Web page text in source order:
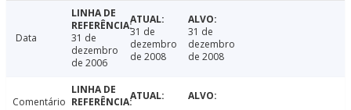
Data
31 de
dezembro
de 2006
31 de
dezembro
de 2008
31 de
dezembro
de 2008
Comentário